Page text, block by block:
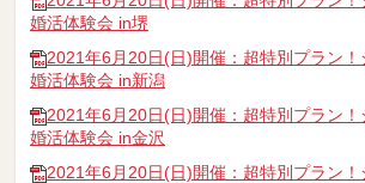
婚活体験会 in堺
2021年6月20日(日)開催：超特別プラン！
婚活体験会 in新潟
2021年6月20日(日)開催：超特別プラン！
婚活体験会 in金沢
2021年6月20日(日)開催：超特別プラン！